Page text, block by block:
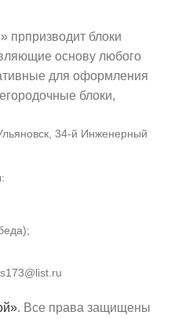
блоки
основу любого
для оформления
блоки,
34-й Инженерный
. Все права защищены